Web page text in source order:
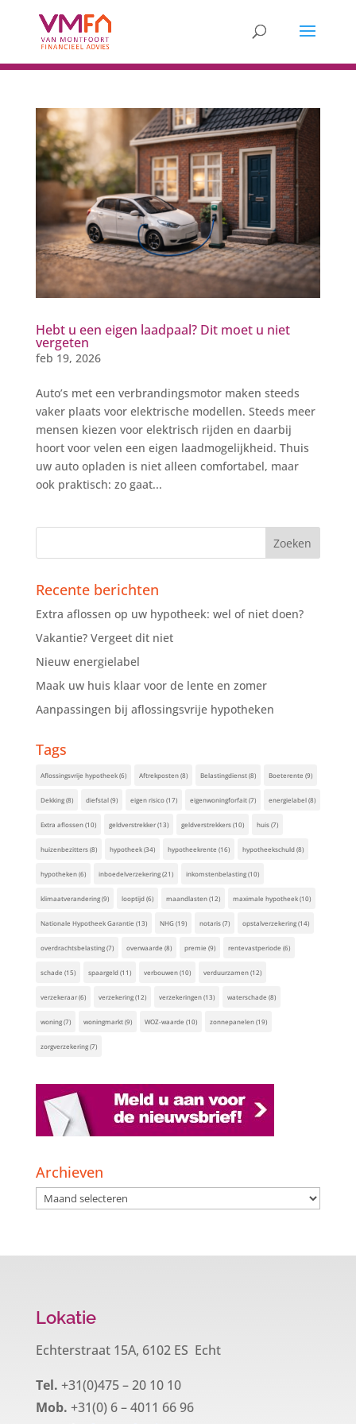
Hebt u een eigen laadpaal? Dit moet u niet
vergeten
feb 19, 2026
Auto’s met een verbrandingsmotor maken steeds
vaker plaats voor elektrische modellen. Steeds meer
mensen kiezen voor elektrisch rijden en daarbij
hoort voor velen een eigen laadmogelijkheid. Thuis
uw auto opladen is niet alleen comfortabel, maar
ook praktisch: zo gaat...
Recente berichten
Extra aflossen op uw hypotheek: wel of niet doen?
Vakantie? Vergeet dit niet
Nieuw energielabel
Maak uw huis klaar voor de lente en zomer
Aanpassingen bij aflossingsvrije hypotheken
Tags
Aflossingsvrije hypotheek(6) Aftrekposten(8) Belastingdienst(8) Boeterente (9)
Dekking(8) diefstal(9) eigen risico(17) eigenwoningforfait(7) energielabel(8)
Extra aflossen(10) geldverstrekker(13) geldverstrekkers(10) huis(7)
huizenbezitters(8) hypotheek(34) hypotheekrente (16) hypotheekschuld(8)
hypotheken(6) inboedelverzekering(21) inkomstenbelasting(10)
klimaatverandering(9) looptijd(6) maandlasten(12) maximale hypotheek(10)
Nationale Hypotheek Garantie (13) NHG(19) notaris(7) opstalverzekering(14)
overdrachtsbelasting(7) overwaarde (8) premie (9) rentevastperiode (6)
schade (15) spaargeld(11) verbouwen(10) verduurzamen(12)
verzekeraar(6) verzekering(12) verzekeringen(13) waterschade (8)
woning(7) woningmarkt(9) WOZ-waarde (10) zonnepanelen(19)
zorgverzekering(7)
Archieven
Archieven
Lokatie
Echterstraat 15A, 6102 ES Echt
Tel. +31(0)475 – 20 10 10
Mob. +31(0) 6 – 4011 66 96